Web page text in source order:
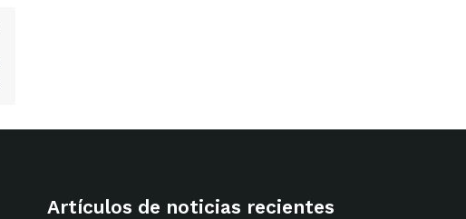
Artículos de noticias recientes